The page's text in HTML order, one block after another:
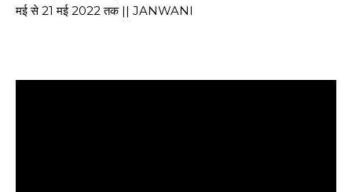
मई से 21 मई 2022 तक || JANWANI